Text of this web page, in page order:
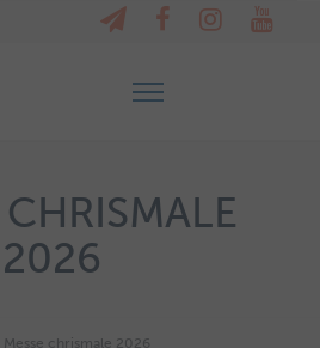
CHRISMALE
2026
Messe chrismale 2026